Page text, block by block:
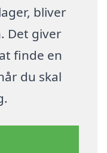
bliver
Det giver
finde en
du skal